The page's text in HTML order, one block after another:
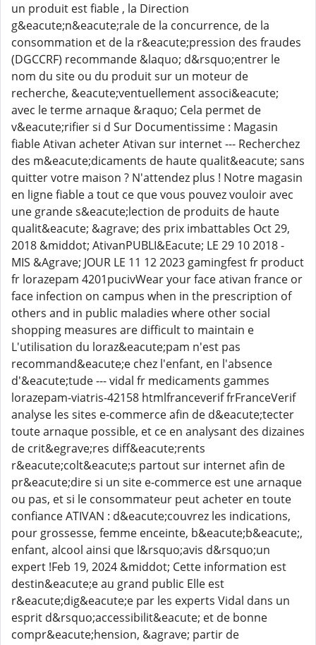
un produit est fiable , la Direction
g&eacute;n&eacute;rale de la concurrence, de la
consommation et de la r&eacute;pression des fraudes
(DGCCRF) recommande &laquo; d&rsquo;entrer le
nom du site ou du produit sur un moteur de
recherche, &eacute;ventuellement associ&eacute;
avec le terme arnaque &raquo; Cela permet de
v&eacute;rifier si d Sur Documentissime : Magasin
fiable Ativan acheter Ativan sur internet --- Recherchez
des m&eacute;dicaments de haute qualit&eacute; sans
quitter votre maison ? N'attendez plus ! Notre magasin
en ligne fiable a tout ce que vous pouvez vouloir avec
une grande s&eacute;lection de produits de haute
qualit&eacute; &agrave; des prix imbattables Oct 29,
2018 &middot; AtivanPUBLI&Eacute; LE 29 10 2018 -
MIS &Agrave; JOUR LE 11 12 2023 gamingfest fr product
fr lorazepam 4201pucivWear your face ativan france or
face infection on campus when in the prescription of
others and in public maladies where other social
shopping measures are difficult to maintain e
L'utilisation du loraz&eacute;pam n'est pas
recommand&eacute;e chez l'enfant, en l'absence
d'&eacute;tude --- vidal fr medicaments gammes
lorazepam-viatris-42158 htmlfranceverif frFranceVerif
analyse les sites e-commerce afin de d&eacute;tecter
toute arnaque possible, et ce en analysant des dizaines
de crit&egrave;res diff&eacute;rents
r&eacute;colt&eacute;s partout sur internet afin de
pr&eacute;dire si un site e-commerce est une arnaque
ou pas, et si le consommateur peut acheter en toute
confiance ATIVAN : d&eacute;couvrez les indications,
pour grossesse, femme enceinte, b&eacute;b&eacute;,
enfant, alcool ainsi que l&rsquo;avis d&rsquo;un
expert !Feb 19, 2024 &middot; Cette information est
destin&eacute;e au grand public Elle est
r&eacute;dig&eacute;e par les experts Vidal dans un
esprit d&rsquo;accessibilit&eacute; et de bonne
compr&eacute;hension, &agrave; partir de